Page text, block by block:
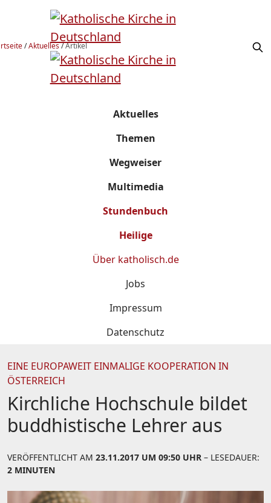
/Aktuelles/Artikel
Aktuelles
Themen
Wegweiser
Multimedia
Stundenbuch
Heilige
Über katholisch.de
Jobs
Impressum
Datenschutz
EINE EUROPAWEIT EINMALIGE KOOPERATION IN
ÖSTERREICH
Kirchliche Hochschule bildet
buddhistische Lehrer aus
VERÖFFENTLICHT AM 23.11.2017 UM 09:50 UHR – LESEDAUER:
2 MINUTEN